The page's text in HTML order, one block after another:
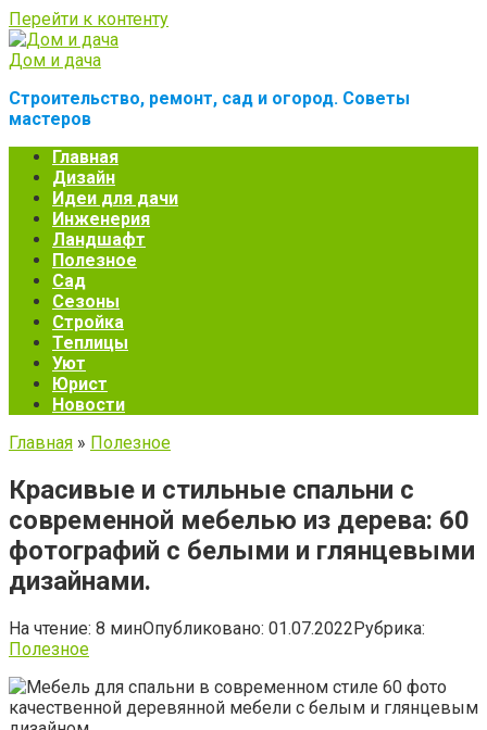
Перейти к контенту
Дом и дача
Строительство, ремонт, сад и огород. Советы
мастеров
Главная
Дизайн
Идеи для дачи
Инженерия
Ландшафт
Полезное
Сад
Сезоны
Стройка
Теплицы
Уют
Юрист
Новости
Главная » Полезное
Красивые и стильные спальни с
современной мебелью из дерева: 60
фотографий с белыми и глянцевыми
дизайнами.
На чтение: 8 минОпубликовано: 01.07.2022Рубрика:
Полезное